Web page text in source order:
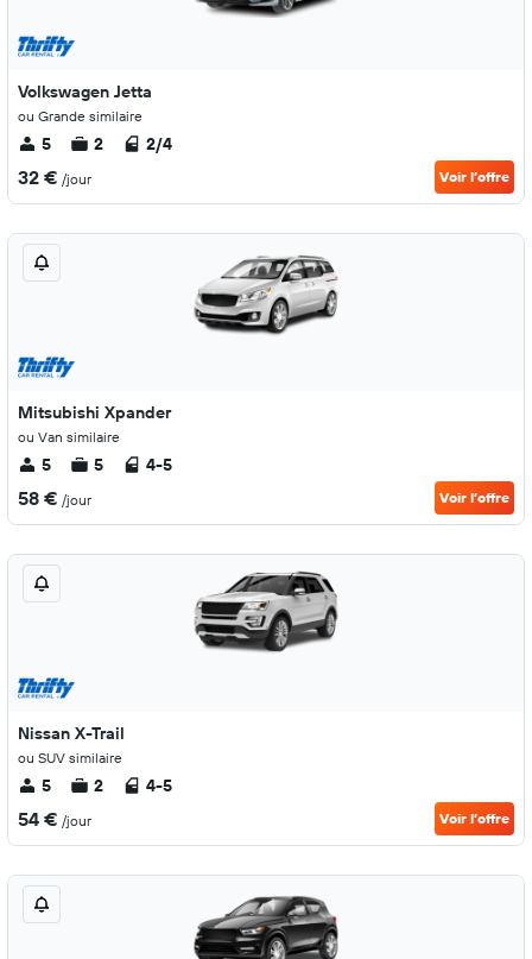
Volkswagen Jetta
ou Grande similaire
5 2 2/4
32 € /jour Voir l’offre
Mitsubishi Xpander
ou Van similaire
5 5 4-5
58 € /jour Voir l’offre
Nissan X-Trail
ou SUV similaire
5 2 4-5
54 € /jour Voir l’offre